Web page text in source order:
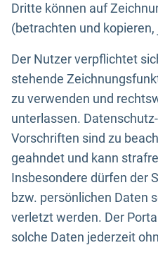
Dritte können auf
(betrachten und
Der Nutzer verpflichtet
stehende
zu verwenden und
unterlassen.
Vorschriften sind zu
geahndet und kann
Insbesondere dürfen der
bzw. persönlichen Daten
verletzt werden. Der
solche Daten jederzeit